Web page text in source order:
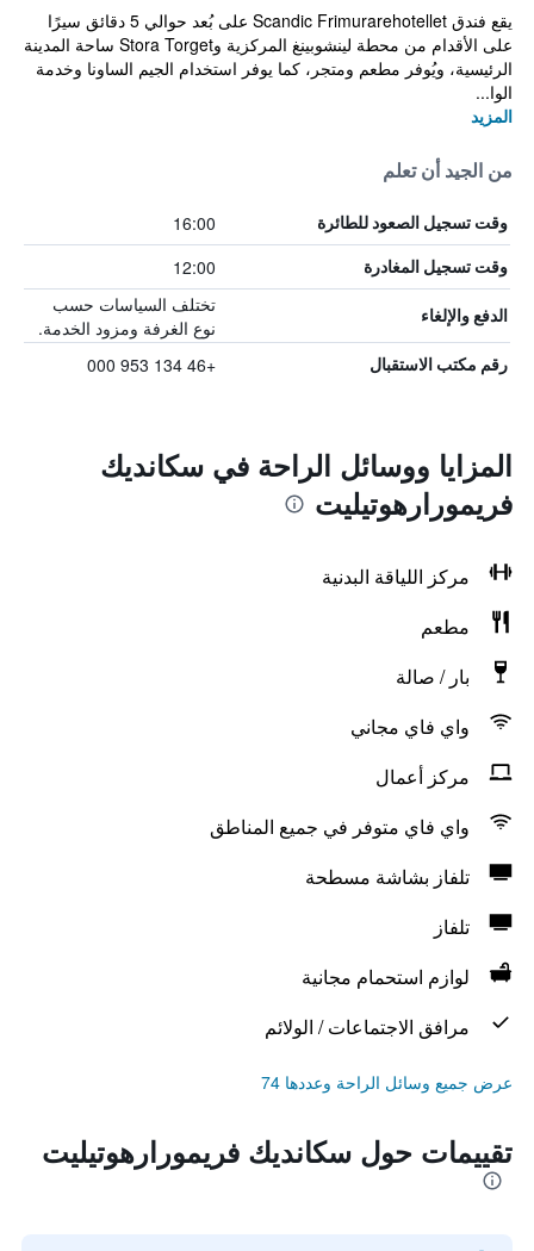
يقع فندق Scandic Frimurarehotellet على بُعد حوالي 5 دقائق سيرًا
على الأقدام من محطة لينشوبينغ المركزية وStora Torget ساحة المدينة
الرئيسية، ويُوفر مطعم ومتجر، كما يوفر استخدام الجيم الساونا وخدمة
الوا...
المزيد
من الجيد أن تعلم
وقت تسجيل الصعود للطائرة 16:00
وقت تسجيل المغادرة 12:00
الدفع والإلغاء
تختلف السياسات حسب
نوع الغرفة ومزود الخدمة.
رقم مكتب الاستقبال +46 134 953 000
المزايا ووسائل الراحة في سكانديك
فريمورارهوتيليت
مركز اللياقة البدنية
مطعم
بار / صالة
واي فاي مجاني
مركز أعمال
واي فاي متوفر في جميع المناطق
تلفاز بشاشة مسطحة
تلفاز
لوازم استحمام مجانية
مرافق الاجتماعات / الولائم
عرض جميع وسائل الراحة وعددها 74
تقييمات حول سكانديك فريمورارهوتيليت